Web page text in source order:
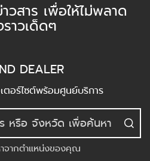
วสาร เพื่อให้ไม่พลาด
ราวเด็ดๆ
DEALER
ตอร์ไซต์พร้อมศูนย์บริการ
จากตำแหน่งของคุณ